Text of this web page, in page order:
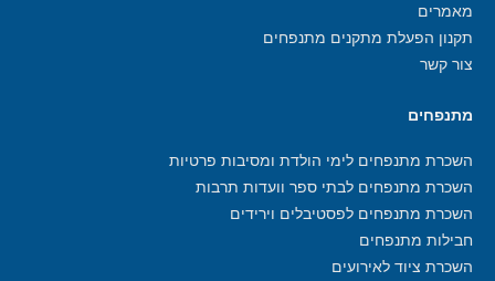
מאמרים
תקנון הפעלת מתקנים מתנפחים
צור קשר
מתנפחים
השכרת מתנפחים לימי הולדת ומסיבות פרטיות
השכרת מתנפחים לבתי ספר וועדות תרבות
השכרת מתנפחים לפסטיבלים וירידים
חבילות מתנפחים
השכרת ציוד לאירועים